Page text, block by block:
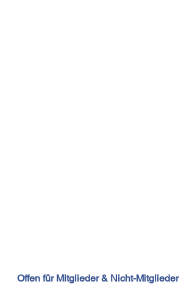
Offen für Mitglieder & Nicht-Mitglieder